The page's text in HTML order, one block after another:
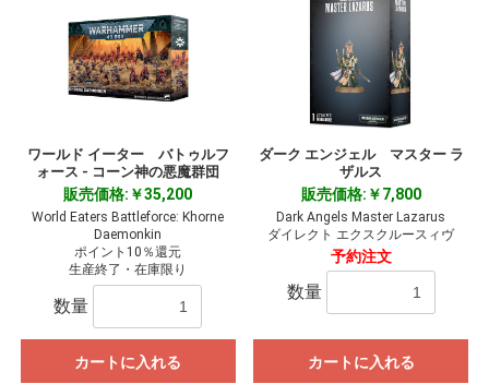
ワールド イーター バトゥルフ
ォース - コーン神の悪魔群団
販売価格:￥35,200
World Eaters Battleforce: Khorne
Daemonkin
ポイント10％還元
生産終了・在庫限り
数量
カートに入れる
ダーク エンジェル マスター ラ
ザルス
販売価格:￥7,800
Dark Angels Master Lazarus
ダイレクト エクスクルースィヴ
予約注文
数量
カートに入れる